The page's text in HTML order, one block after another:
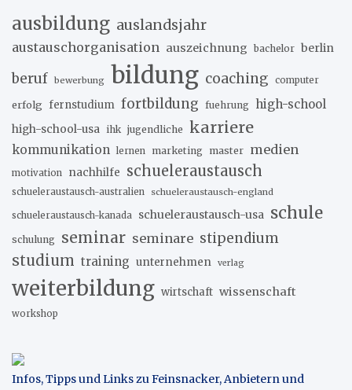
ausbildung auslandsjahr
austauschorganisation auszeichnung bachelor berlin
beruf bewerbung bildung coaching computer
erfolg fernstudium fortbildung fuehrung high-school
high-school-usa ihk jugendliche karriere
kommunikation lernen marketing master medien
motivation nachhilfe schueleraustausch
schueleraustausch-australien schueleraustausch-england
schueleraustausch-kanada schueleraustausch-usa schule
schulung seminar seminare stipendium
studium training unternehmen verlag
weiterbildung wirtschaft wissenschaft
workshop
Infos, Tipps und Links zu Feinsnacker, Anbietern und